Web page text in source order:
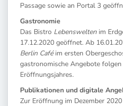
Passage sowie an Portal 3
Gastronomie
Das Bistro Lebenswelten im
17.12.2020 geöffnet. Ab
Berlin Caféim ersten
gastronomische Angebote
Eröffnungsjahres.
Publikationen und digitale
Zur Eröffnung im Dezember